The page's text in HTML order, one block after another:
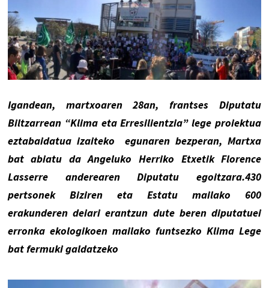
Igandean, martxoaren 28an, frantses Diputatu
Biltzarrean “Klima eta Erresilientzia” lege proiektua
eztabaidatua izaitekoegunaren bezperan, Martxa
bat abiatu da Angeluko Herriko Etxetik Florence
Lasserre anderearen Diputatu egoitzara.430
pertsonek Biziren eta Estatu mailako 600
erakunderen deiari erantzun dute beren diputatuei
erronka ekologikoen mailako funtsezko Klima Lege
bat fermuki galdatzeko